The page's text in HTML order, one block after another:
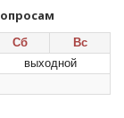
Сб
Вс
выходной